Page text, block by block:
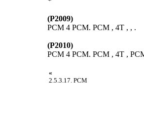
(P2009)
PCM 4 PCM. PCM , 4T , , .
(P2010)
PCM 4 PCM. PCM , 4T ,
«
2.5.3.17. PCM